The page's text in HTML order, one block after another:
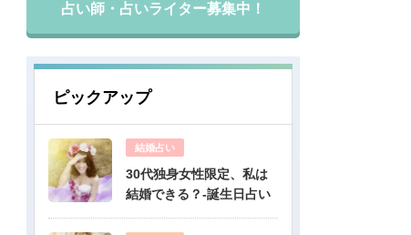
占い師・占いライター募集中！
ピックアップ
結婚占い
30代独身女性限定、私は
結婚できる？-誕生日占い